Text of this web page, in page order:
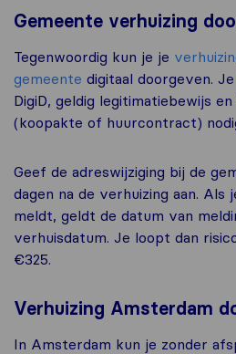
Gemeente verhuizing
Tegenwoordig kun je je
gemeente digitaal doorgeven.
DigiD, geldig legitimatiebewijs
(koopakte of huurcontract)
Geef de adreswijziging bij de
dagen na de verhuizing aan. Als
meldt, geldt de datum van
verhuisdatum. Je loopt dan
€325.
Verhuizing Amsterdam
In Amsterdam kun je zonder